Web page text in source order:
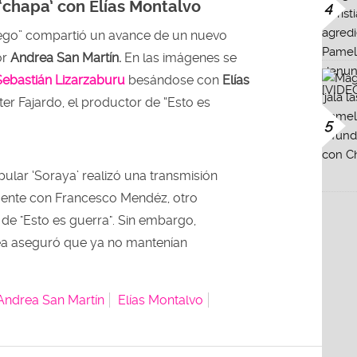
con Elías Montalvo
compartió un avance de un nuevo
Andrea San Martín. En las imágenes se
Lizarzaburu besándose con Elías
Fajardo, el productor de “Esto es
‘Soraya’ realizó una transmisión
con Francesco Mendéz, otro
"Esto es guerra". Sin embargo,
aseguró que ya no mantenían
San Martín Elías Montalvo
4
5